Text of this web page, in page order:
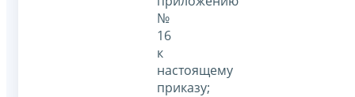
№
16
к
настоящему
приказу;